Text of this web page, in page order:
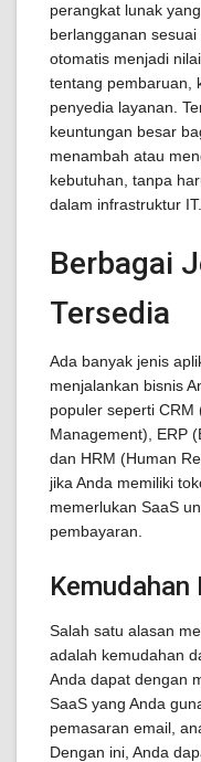
perangkat lunak
berlangganan
otomatis menjadi
tentang pembaruan,
penyedia layanan.
keuntungan besar
menambah atau
kebutuhan, tanpa
dalam infrastruktur IT.
Berbagai
Tersedia
Ada banyak jenis
menjalankan bisnis
populer seperti CRM
Management), ERP
dan HRM (Human
jika Anda memiliki
memerlukan SaaS
pembayaran.
Kemudahan
Salah satu alasan
adalah kemudahan
Anda dapat dengan
SaaS yang Anda
pemasaran email,
Dengan ini, Anda